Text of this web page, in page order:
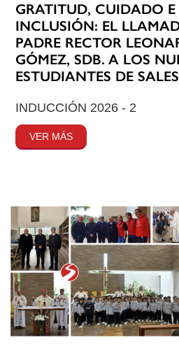
GRATITUD, CUIDADO E
INCLUSIÓN: EL
PADRE RECTOR
GÓMEZ, SDB. A LOS
ESTUDIANTES DE
INDUCCIÓN 2026 - 2
VER MÁS